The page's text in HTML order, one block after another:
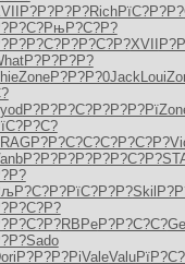
Р?Р?Р?Р?RichРїС?Р?Р?
РњР?С?Р?
Р?Р?С?Р?XVII
Р?Р?Р?Р?
ZoneР?Р?Р?0JackLoui
Р?Р?Р?С?Р?Р?Р?Рї
Р?Р?С?С?С?Р?С?Р?
Р?Р?Р?Р?Р?Р?С?Р?
РїС?Р?Р?Skil
RBPeР?Р?С?С?
Sado
Р?Р?Р?РіValeValu